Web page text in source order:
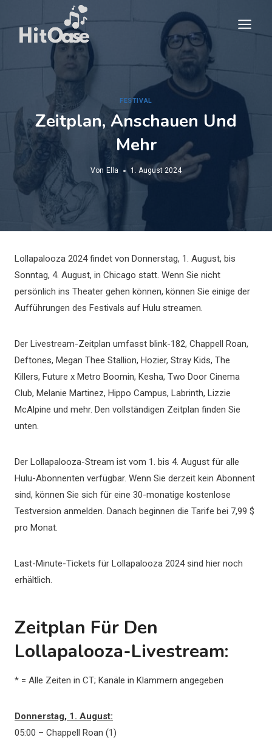
springen
FESTIVAL
Zeitplan, Anschauen Und
Mehr
Von Ella 1. August 2024
Lollapalooza 2024 findet von Donnerstag, 1. August, bis
Sonntag, 4. August, in Chicago statt. Wenn Sie nicht
persönlich ins Theater gehen können, können Sie einige der
Aufführungen des Festivals auf Hulu streamen.
Der Livestream-Zeitplan umfasst blink-182, Chappell Roan,
Deftones, Megan Thee Stallion, Hozier, Stray Kids, The
Killers, Future x Metro Boomin, Kesha, Two Door Cinema
Club, Melanie Martinez, Hippo Campus, Labrinth, Lizzie
McAlpine und mehr. Den vollständigen Zeitplan finden Sie
unten.
Der Lollapalooza-Stream ist vom 1. bis 4. August für alle
Hulu-Abonnenten verfügbar. Wenn Sie derzeit kein Abonnent
sind, können Sie sich für eine 30-monatige kostenlose
Testversion anmelden. Danach beginnen die Tarife bei 7,99 $
pro Monat.
Last-Minute-Tickets für Lollapalooza 2024 sind hier noch
erhältlich.
Zeitplan Für Den
Lollapalooza-Livestream:
* = Alle Zeiten in CT; Kanäle in Klammern angegeben
Donnerstag, 1. August:
05:00 – Chappell Roan (1)